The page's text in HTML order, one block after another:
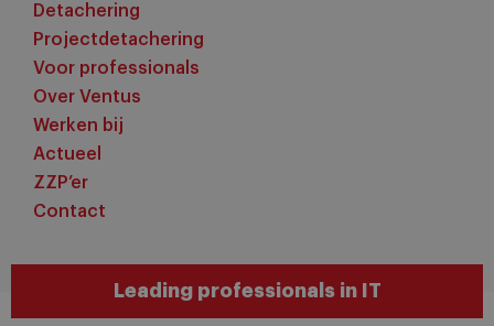
Detachering
Projectdetachering
Voor professionals
Over Ventus
Werken bij
Actueel
ZZP’er
Contact
Leading professionals in IT